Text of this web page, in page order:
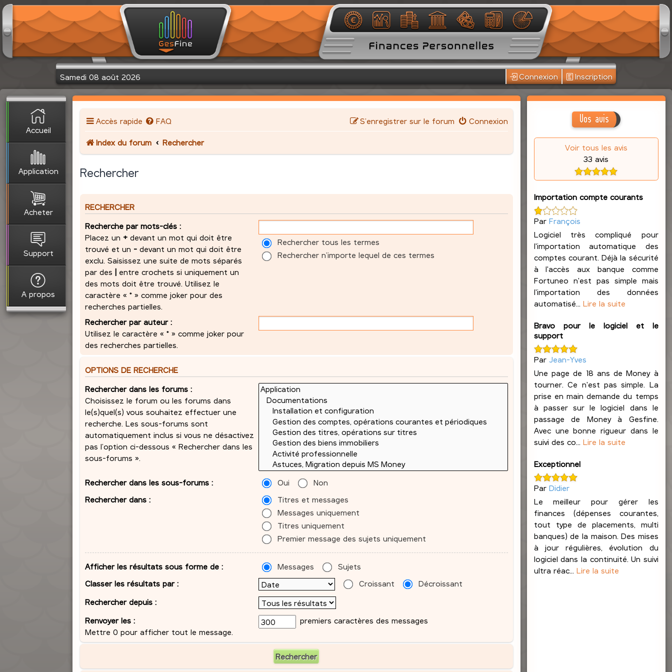
Samedi 08 août 2026 Connexion Inscription
Accueil
Application
Acheter
Support
A propos
Accès rapide FAQ Connexion
S’enregistrer sur le forum
Index du forum Rechercher
Rechercher
RECHERCHER
Recherche par mots-clés :
Placez un + devant un mot qui doit être
trouvé et un - devant un mot qui doit être
exclu. Saisissez une suite de mots séparés
par des
entre crochets si uniquement un
des mots doit être trouvé. Utilisez le
caractère « * » comme joker pour des
recherches partielles.
Rechercher tous les termes
Rechercher n’importe lequel de ces termes
Rechercher par auteur :
Utilisez le caractère « * » comme joker pour
des recherches partielles.
OPTIONS DE RECHERCHE
Rechercher dans les forums :
Choisissez le forum ou les forums dans
le(s)quel(s) vous souhaitez effectuer une
recherche. Les sous-forums sont
automatiquement inclus si vous ne désactivez
pas l’option ci-dessous « Rechercher dans les
sous-forums ».
Rechercher dans les sous-forums : Oui
Non
Rechercher dans :
Titres et messages
Messages uniquement
Titres uniquement
Premier message des sujets uniquement
Afficher les résultats sous forme de : Messages
Sujets
Classer les résultats par :
Croissant
Décroissant
Rechercher depuis :
Renvoyer les :
Mettre 0 pour afficher tout le message.
premiers caractères des messages
Vos avis
Voir tous les avis
33 avis
Importation compte courants
Par François
Logiciel très compliqué pour
l'importation automatique des
comptes courant. Déjà la sécurité
à l'accès aux banque comme
Fortuneo n'est pas simple mais
l'importation des données
automatisé... Lire la suite
Bravo pour le logiciel et le
support
Par Jean-Yves
Une page de 18 ans de Money à
tourner. Ce n'est pas simple. La
prise en main demande du temps
à passer sur le logiciel dans le
passage de Money à Gesfine.
Avec une bonne rigueur dans le
suivi des co... Lire la suite
Exceptionnel
Par Didier
Le meilleur pour gérer les
finances (dépenses courantes,
tout type de placements, multi
banques) de la maison. Des mises
à jour régulières, évolution du
logiciel dans la continuité. Un suivi
ultra réac... Lire la suite